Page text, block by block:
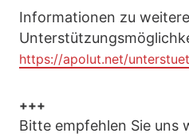
Informationen zu
https://apolut.net/
+++
Bitte empfehlen Sie uns